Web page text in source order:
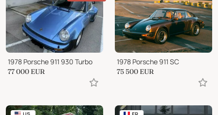
1978 Porsche 911 930 Turbo
77 000 EUR
1978 Porsche 911 SC
75 500 EUR